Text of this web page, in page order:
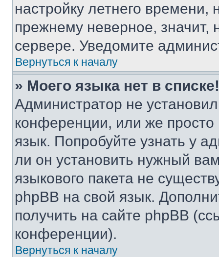
настройку летнего
прежнему неверное, значит,
сервере. Уведомите
Вернуться к началу
» Моего языка нет в списке!
Администратор не
конференции, или же
язык. Попробуйте узнать у
ли он установить нужный
языкового пакета не
phpBB на свой язык.
получить на сайте phpBB
конференции).
Вернуться к началу